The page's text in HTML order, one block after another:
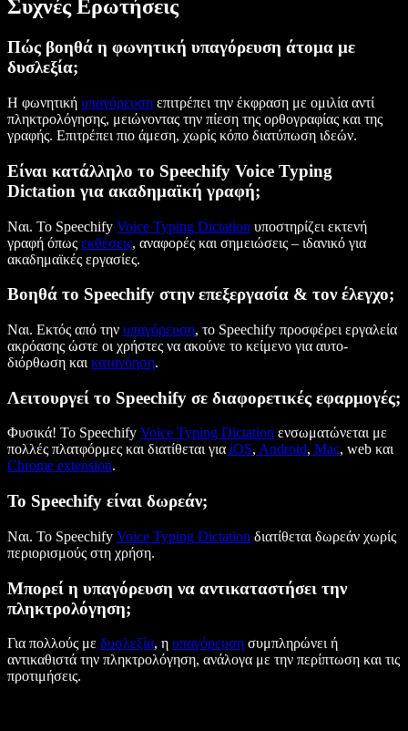
Συχνές Ερωτήσεις
Πώς βοηθά η φωνητική υπαγόρευση άτομα με
δυσλεξία;
Η φωνητική υπαγόρευση επιτρέπει την έκφραση με ομιλία αντί
πληκτρολόγησης, μειώνοντας την πίεση της ορθογραφίας και της
γραφής. Επιτρέπει πιο άμεση, χωρίς κόπο διατύπωση ιδεών.
Είναι κατάλληλο το Speechify Voice Typing
Dictation για ακαδημαϊκή γραφή;
Ναι. Το Speechify Voice Typing Dictation υποστηρίζει εκτενή
γραφή όπως εκθέσεις, αναφορές και σημειώσεις – ιδανικό για
ακαδημαϊκές εργασίες.
Βοηθά το Speechify στην επεξεργασία & τον έλεγχο;
Ναι. Εκτός από την υπαγόρευση, το Speechify προσφέρει εργαλεία
ακρόασης ώστε οι χρήστες να ακούνε το κείμενο για αυτο-
διόρθωση και κατανόηση.
Λειτουργεί το Speechify σε διαφορετικές εφαρμογές;
Φυσικά! Το Speechify Voice Typing Dictation ενσωματώνεται με
πολλές πλατφόρμες και διατίθεται για iOS, Android, Mac, web και
Chrome extension.
Το Speechify είναι δωρεάν;
Ναι. Το Speechify Voice Typing Dictation διατίθεται δωρεάν χωρίς
περιορισμούς στη χρήση.
Μπορεί η υπαγόρευση να αντικαταστήσει την
πληκτρολόγηση;
Για πολλούς με δυσλεξία, η υπαγόρευση συμπληρώνει ή
αντικαθιστά την πληκτρολόγηση, ανάλογα με την περίπτωση και τις
προτιμήσεις.